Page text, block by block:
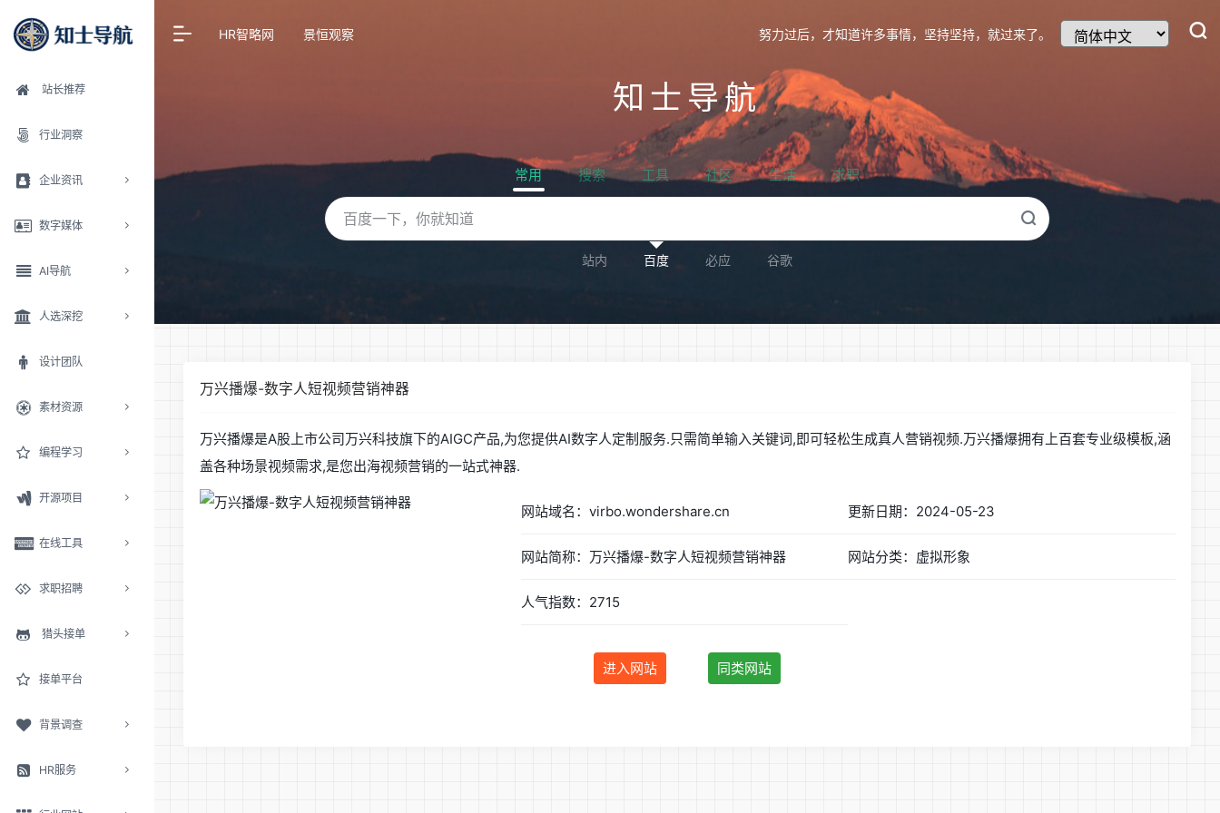
站长推荐
行业洞察
企业资讯
数字媒体
AI导航
人选深挖
设计团队
素材资源
编程学习
开源项目
在线工具
求职招聘
猎头接单
接单平台
背景调查
HR服务
HR智略网 景恒观察 努力过后，才知道许多事情，坚持坚持，就过来了。
知士导航
常用 搜索 工具 社区 生活 求职
站内 百度 必应 谷歌
万兴播爆-数字人短视频营销神器
万兴播爆是A股上市公司万兴科技旗下的AIGC产品,为您提供AI数字人定制服务.只需简单输入关键词,即可轻松生成真人营销视频.万兴播爆拥有上百套专业级模板,涵
盖各种场景视频需求,是您出海视频营销的一站式神器.
网站域名：virbo.wondershare.cn 更新日期：2024-05-23
网站简称：万兴播爆-数字人短视频营销神器 网站分类：虚拟形象
人气指数：2715
进入网站 同类网站